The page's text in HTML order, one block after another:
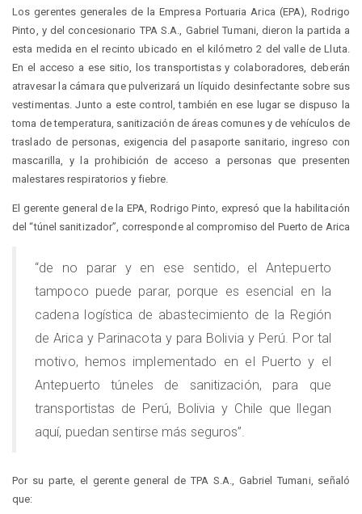
Los gerentes generales de la Empresa Portuaria Arica (EPA), Rodrigo
Pinto, y del concesionario TPA S.A., Gabriel Tumani, dieron la partida a
esta medida en el recinto ubicado en el kilómetro 2 del valle de Lluta.
En el acceso a ese sitio, los transportistas y colaboradores, deberán
atravesar la cámara que pulverizará un líquido desinfectante sobre sus
vestimentas. Junto a este control, también en ese lugar se dispuso la
toma de temperatura, sanitización de áreas comunes y de vehículos de
traslado de personas, exigencia del pasaporte sanitario, ingreso con
mascarilla, y la prohibición de acceso a personas que presenten
malestares respiratorios y fiebre.
El gerente general de la EPA, Rodrigo Pinto, expresó que la habilitación
del “túnel sanitizador”, corresponde al compromiso del Puerto de Arica
“de no parar y en ese sentido, el Antepuerto
tampoco puede parar, porque es esencial en la
cadena logística de abastecimiento de la Región
de Arica y Parinacota y para Bolivia y Perú. Por tal
motivo, hemos implementado en el Puerto y el
Antepuerto túneles de sanitización, para que
transportistas de Perú, Bolivia y Chile que llegan
aquí, puedan sentirse más seguros”.
Por su parte, el gerente general de TPA S.A., Gabriel Tumani, señaló
que: